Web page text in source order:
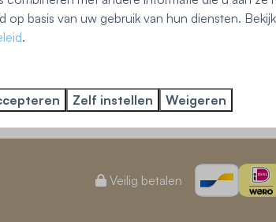
ontspannen buitenleven. Bij Vrijheid aan de
aan de Kust
en bloeiende bollenvelden. Geniet van
Veilig betalen
op basis van uw gebruik van hun diensten.
.
Zelf instellen Weigeren